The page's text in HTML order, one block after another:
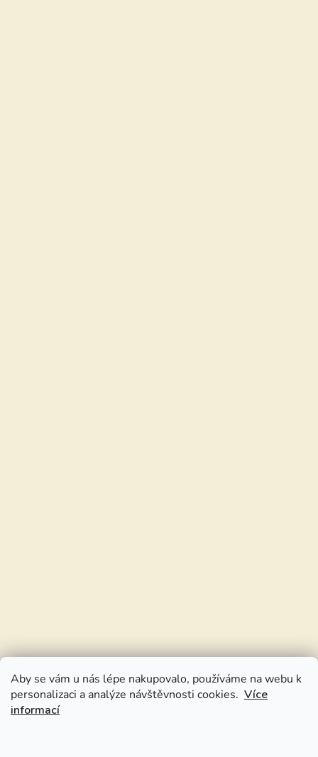
Aby se vám u nás lépe nakupovalo, používáme na webu k
personalizaci a analýze návštěvnosti cookies. Více
informací